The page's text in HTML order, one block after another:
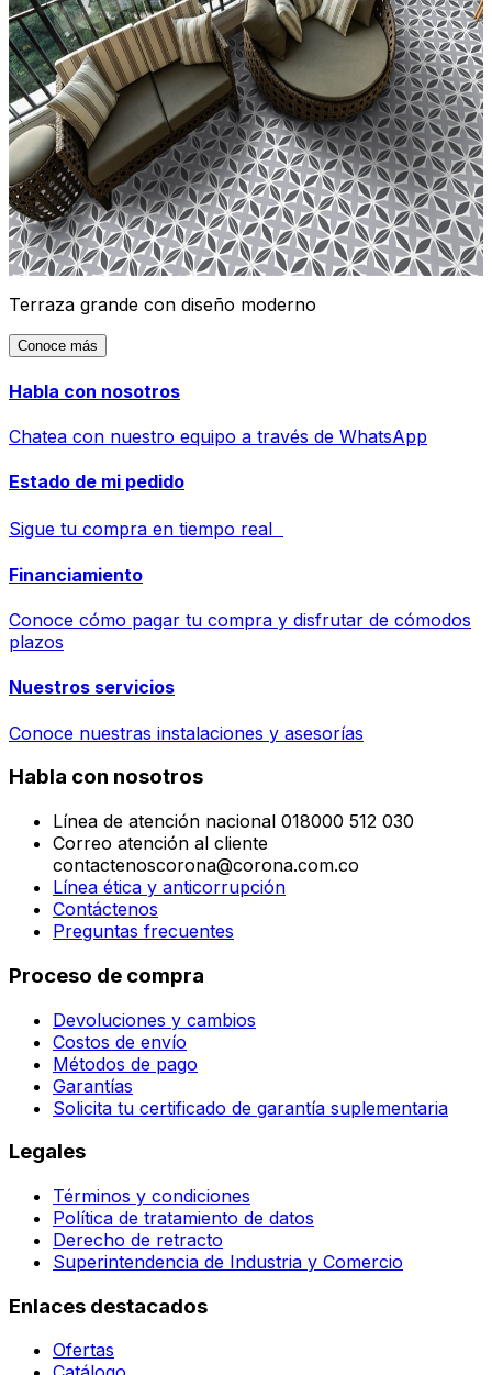
Terraza grande con diseño moderno
Conoce más
Habla con nosotros
Chatea con nuestro equipo a través de WhatsApp
Estado de mi pedido
Sigue tu compra en tiempo real
Financiamiento
Conoce cómo pagar tu compra y disfrutar de cómodos
plazos
Nuestros servicios
Conoce nuestras instalaciones y asesorías
Habla con nosotros
Línea de atención nacional 018000 512 030
Correo atención al cliente
contactenoscorona@corona.com.co
Línea ética y anticorrupción
Contáctenos
Preguntas frecuentes
Proceso de compra
Devoluciones y cambios
Costos de envío
Métodos de pago
Garantías
Solicita tu certificado de garantía suplementaria
Legales
Términos y condiciones
Política de tratamiento de datos
Derecho de retracto
Superintendencia de Industria y Comercio
Enlaces destacados
Ofertas